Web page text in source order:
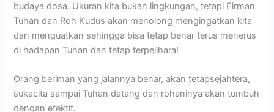
budaya dosa. Ukuran kita bukan lingkungan, tetapi Firman
Tuhan dan Roh Kudus akan menolong mengingatkan kita
dan menguatkan sehingga bisa tetap benar terus menerus
di hadapan Tuhan dan tetap terpelihara!
Orang beriman yang jalannya benar, akan tetapsejahtera,
sukacita sampai Tuhan datang dan rohaninya akan tumbuh
dengan efektif.